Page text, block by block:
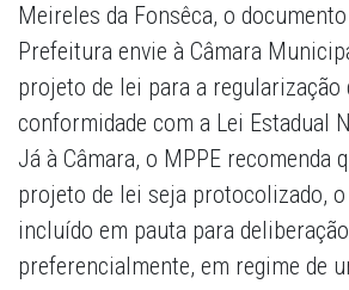
Meireles da Fonsêca, o
Prefeitura envie à Câmara
projeto de lei para a regularização
conformidade com a Lei Estadual
Já à Câmara, o MPPE recomenda
projeto de lei seja protocolizado,
incluído em pauta para
preferencialmente, em regime de